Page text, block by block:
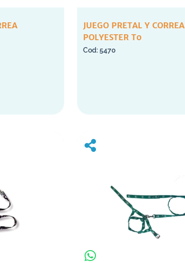
JUEGO PRETAL Y CORREA
POLYESTER T0
5470